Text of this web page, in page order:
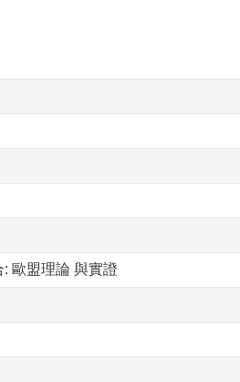
歐盟理論 與實證